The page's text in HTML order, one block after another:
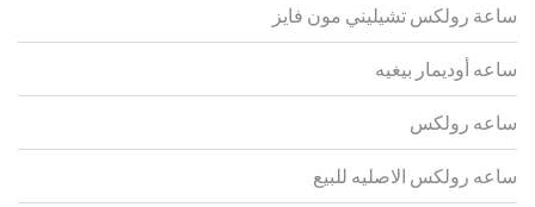
ساعة رولكس تشيليني مون فايز
ساعه أوديمار بيغيه
ساعه رولكس
ساعه رولكس الاصليه للبيع